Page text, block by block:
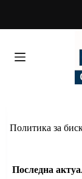
Политика за
Последна